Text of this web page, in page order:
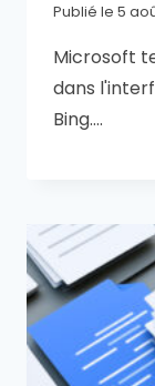
Publié le 5
Microsoft
dans
Bing….